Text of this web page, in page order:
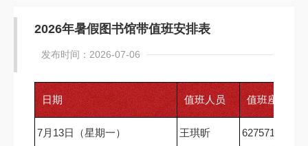
2026年暑假图书馆带值班安排表
发布时间：2026-07-06
日期 值班人员 值班座机
7月13日（星期一） 王琪昕 62757167